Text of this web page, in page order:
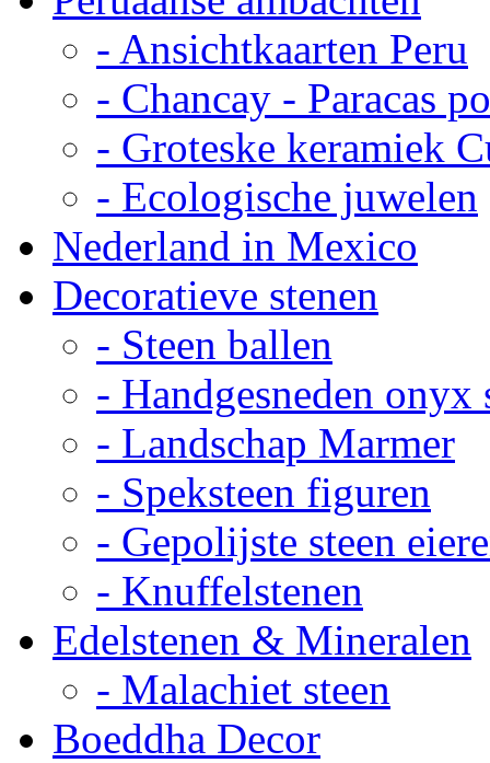
- Ansichtkaarten Peru
- Chancay - Paracas
- Groteske keramiek
- Ecologische juwelen
Nederland in Mexico
Decoratieve stenen
- Steen ballen
- Handgesneden onyx
- Landschap Marmer
- Speksteen figuren
- Gepolijste steen
- Knuffelstenen
Edelstenen & Mineralen
- Malachiet steen
Boeddha Decor